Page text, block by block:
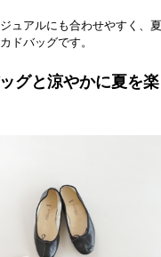
ュアルにも合わせやすく、
ドバッグです。
グと涼やかに夏を